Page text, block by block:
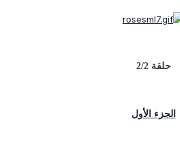
حلقة 2/2
الجزء الأول